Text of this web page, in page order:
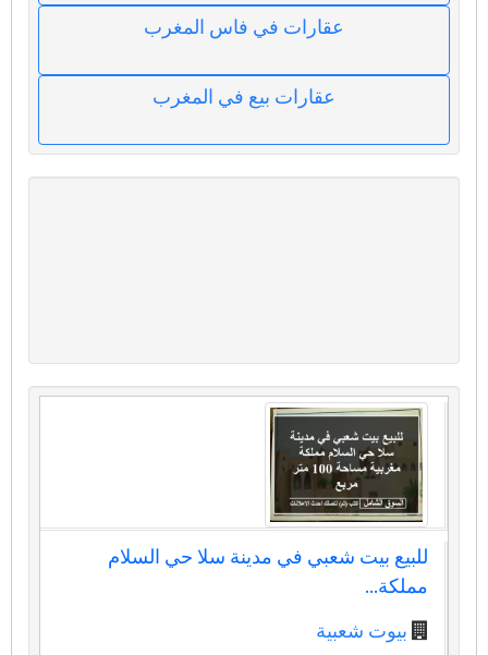
عقارات في فاس المغرب
عقارات بيع في المغرب
للبيع بيت شعبي في مدينة سلا حي السلام
مملكة...
بيوت شعبية